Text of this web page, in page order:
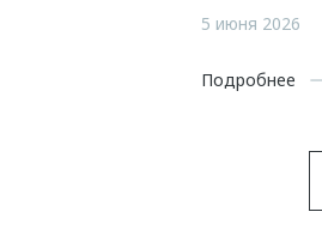
5 июня 2026
Подробнее